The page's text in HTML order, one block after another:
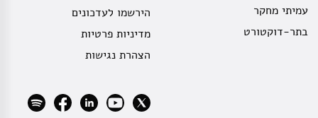
עמיתי מחקר
בתר-דוקטורט
הירשמו לעדכונים
מדיניות פרטיות
הצהרת נגישות